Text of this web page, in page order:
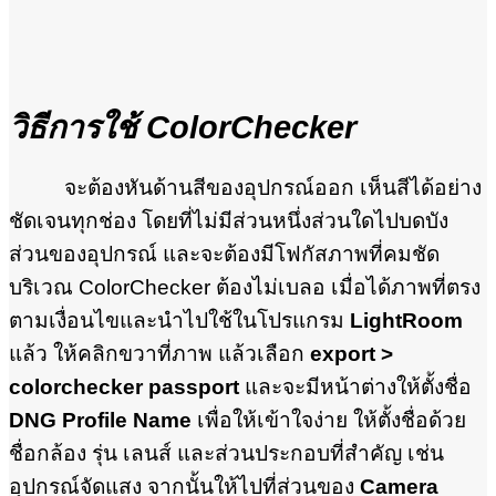
วิธีการใช้ ColorChecker
จะต้องหันด้านสีของอุปกรณ์ออก เห็นสีได้อย่าง
ชัดเจนทุกช่อง โดยที่ไม่มีส่วนหนึ่งส่วนใดไปบดบัง
ส่วนของอุปกรณ์ และจะต้องมีโฟกัสภาพที่คมชัด
บริเวณ ColorChecker ต้องไม่เบลอ เมื่อได้ภาพที่ตรง
ตามเงื่อนไขและนำไปใช้ในโปรแกรม LightRoom
แล้ว ให้คลิกขวาที่ภาพ แล้วเลือก export >
colorchecker passport และจะมีหน้าต่างให้ตั้งชื่อ
DNG Profile Name เพื่อให้เข้าใจง่าย ให้ตั้งชื่อด้วย
ชื่อกล้อง รุ่น เลนส์ และส่วนประกอบที่สำคัญ เช่น
อุปกรณ์จัดแสง จากนั้นให้ไปที่ส่วนของ Camera